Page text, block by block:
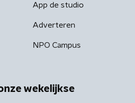
App de studio
Adverteren
NPO Campus
wekelijkse